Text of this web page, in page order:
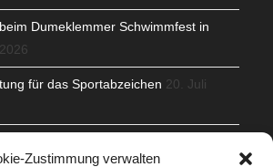
Zustimmung verwalten
Dumeklemmer Schwimmfest in
für das Sportabzeichen 20. Juli